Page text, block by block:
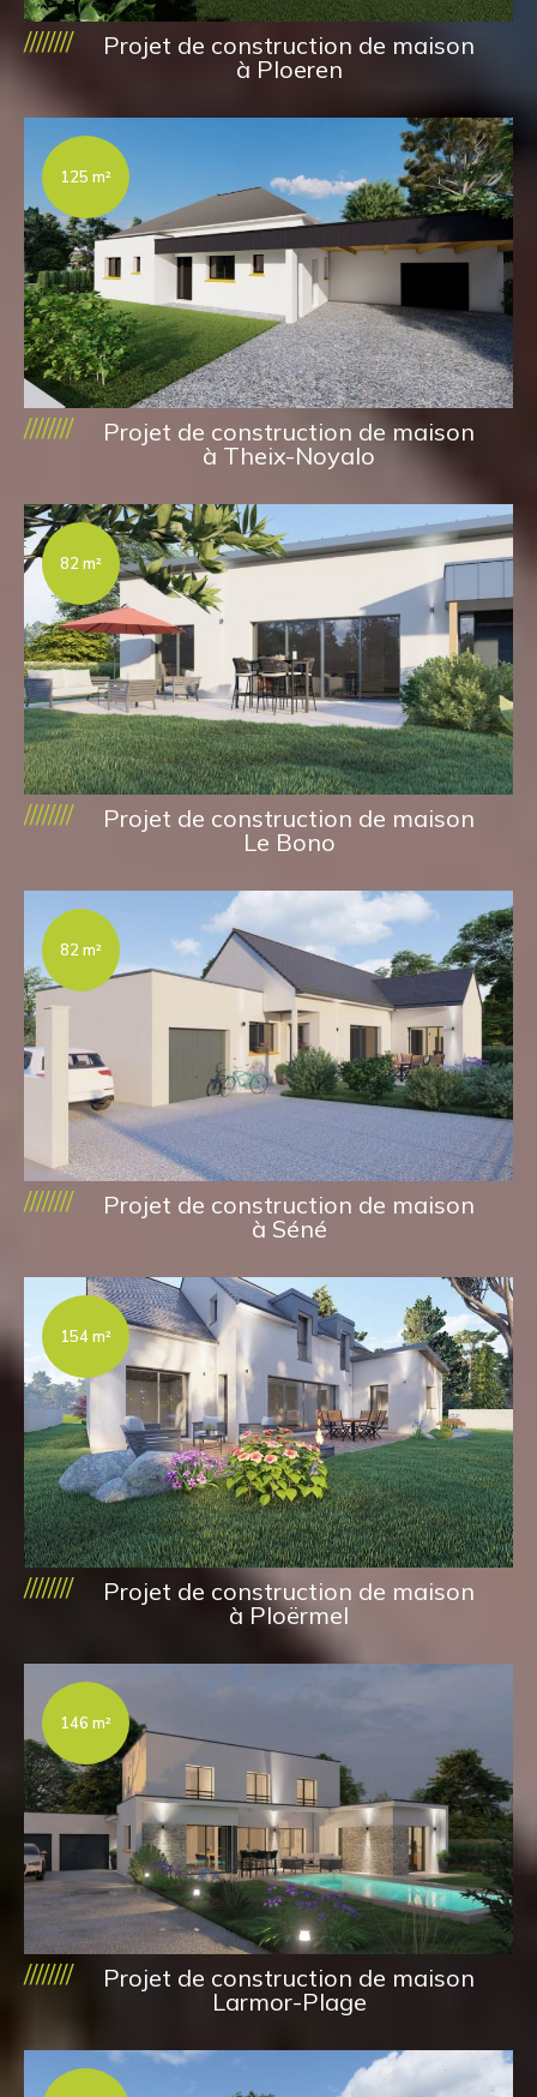
////////
Projet de construction de maison
à Ploeren
125 m²
////////
Projet de construction de maison
à Theix-Noyalo
82 m²
////////
Projet de construction de maison
Le Bono
82 m²
////////
Projet de construction de maison
à Séné
154 m²
////////
Projet de construction de maison
à Ploërmel
146 m²
////////
Projet de construction de maison
Larmor-Plage